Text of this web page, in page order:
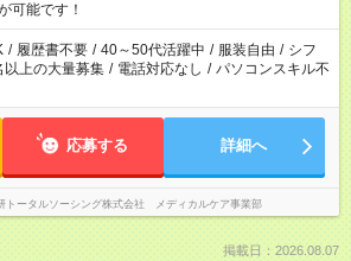
可能です！
/ 履歴書不要 / 40～50代活躍中 / 服装自由 / シフ
以上の大量募集 / 電話対応なし / パソコンスキル不
応募する 詳細へ
トータルソーシング株式会社 メディカルケア事業部
掲載日：2026.08.07